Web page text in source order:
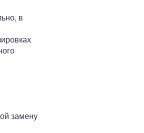
в
замену